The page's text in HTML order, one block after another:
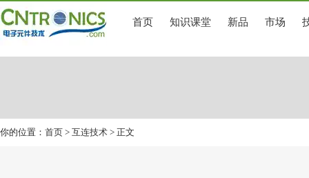
首页 知识课堂 新品 市场
你的位置： 首页 > 互连技术 > 正文